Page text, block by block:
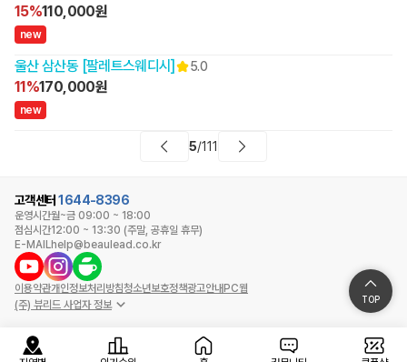
15%110,000원
new
울산 삼산동 [팔레트스웨디시] 5.0
11%170,000원
new
5/111
고객센터 1644-8396
운영시간월~금 09:00 ~ 18:00
점심시간12:00 ~ 13:30 (주말, 공휴일 휴무)
E-MAILhelp@beaulead.co.kr
이용약관개인정보처리방침청소년보호정책광고안내 PC웹
(주) 뷰리드 사업자 정보
TOP